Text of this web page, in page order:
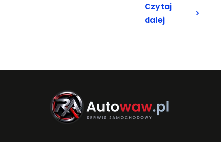
Czytaj
dalej